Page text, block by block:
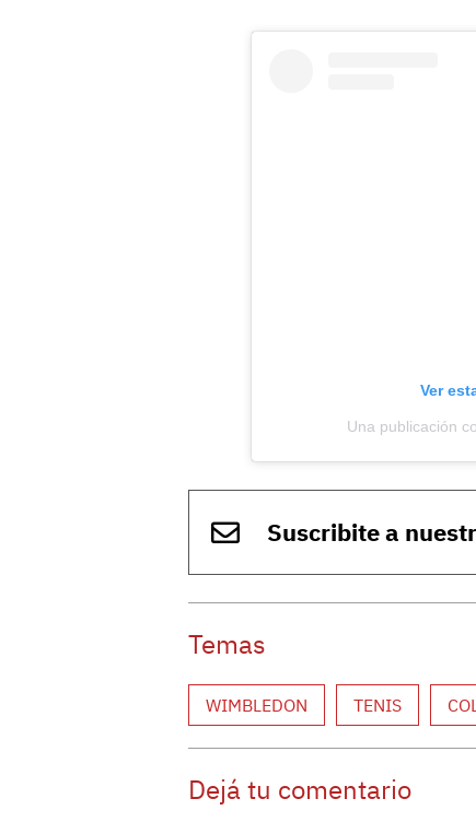
Ver
Una publicación
Suscribite a
Temas
WIMBLEDON TENIS
Dejá tu comentario